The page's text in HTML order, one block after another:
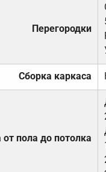
Перегородки
Сборка каркаса
пола до потолка